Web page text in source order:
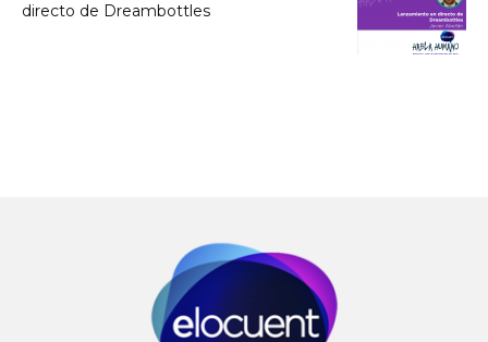
directo de Dreambottles